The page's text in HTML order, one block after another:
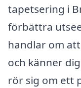
tapetsering i
förbättra
handlar om
och känner
rör sig om ett